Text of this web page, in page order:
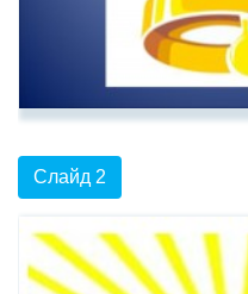
Слайд 2